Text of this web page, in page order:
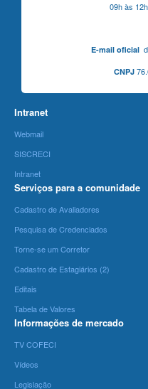
09h às
E-mail oficial
CNPJ
Intranet
Webmail
SISCRECI
Intranet
Serviços para a comunidade
Cadastro de Avaliadores
Pesquisa de Credenciados
Torne-se um Corretor
Cadastro de Estagiários (2)
Editais
Tabela de Valores
Informações de mercado
TV COFECI
Vídeos
Legislação